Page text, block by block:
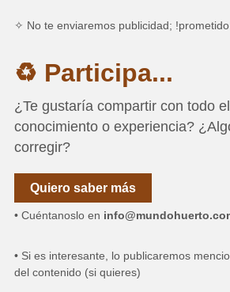
✧ No te enviaremos publicidad;
♻ Participa...
¿Te gustaría compartir con todo
conocimiento o experiencia?
corregir?
Quiero saber más
• Cuéntanoslo en
• Si es interesante, lo publicaremos
del contenido (si quieres)